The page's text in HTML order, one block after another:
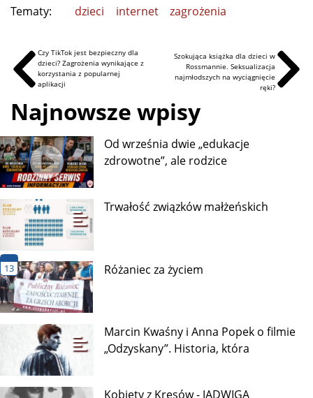
Tematy: dzieci internet zagrożenia
Czy TikTok jest bezpieczny dla
dzieci? Zagrożenia wynikające z
korzystania z popularnej
aplikacji
Szokująca książka dla dzieci w
Rossmannie. Seksualizacja
najmłodszych na wyciągnięcie
ręki?
Najnowsze wpisy
Od września dwie „edukacje
zdrowotne”, ale rodzice
Trwałość związków małżeńskich
13 Różaniec za życiem
Marcin Kwaśny i Anna Popek o filmie
„Odzyskany”. Historia, która
Kobiety z Kresów - JADWIGA